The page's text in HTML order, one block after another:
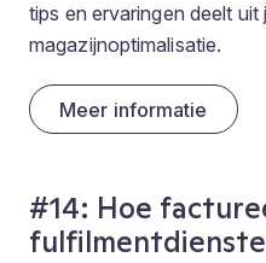
tips en ervaringen deelt
magazijnoptimalisatie.
Meer informatie
#14: Hoe